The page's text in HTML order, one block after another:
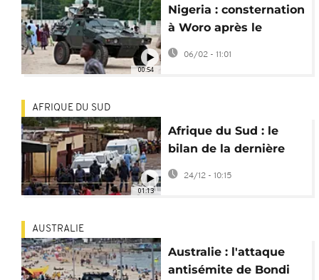
00:54
Nigeria : consternation
à Woro après le
massacre de 162
personnes
06/02 - 11:01
01:13
AFRIQUE DU SUD
Afrique du Sud : le
bilan de la dernière
fusillade grimpe à 10
morts
24/12 - 10:15
AUSTRALIE
Australie : l'attaque
antisémite de Bondi